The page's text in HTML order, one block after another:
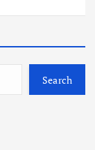
Search